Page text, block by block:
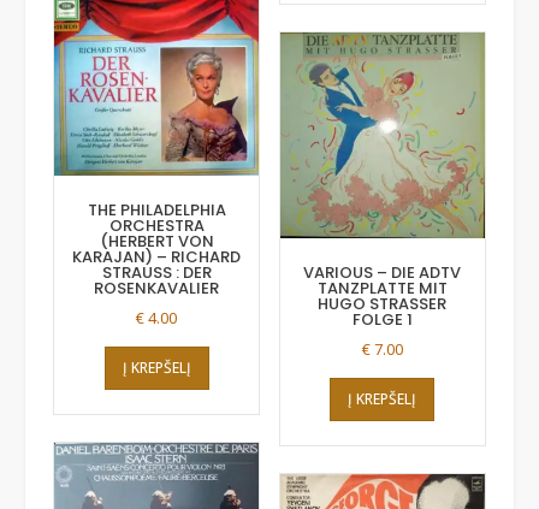
THE PHILADELPHIA
ORCHESTRA
(HERBERT VON
KARAJAN) – RICHARD
STRAUSS : DER
ROSENKAVALIER
€4.00
Į KREPŠELĮ
VARIOUS – DIE ADTV
TANZPLATTE MIT
HUGO STRASSER
FOLGE 1
€7.00
Į KREPŠELĮ